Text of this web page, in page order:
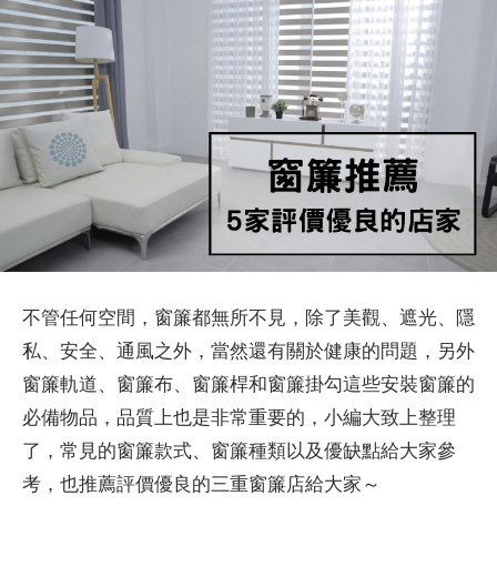
不管任何空間，窗簾都無所不見，除了美觀、遮光、隱
私、安全、通風之外，當然還有關於健康的問題，另外
窗簾軌道、窗簾布、窗簾桿和窗簾掛勾這些安裝窗簾的
必備物品，品質上也是非常重要的，小編大致上整理
了，常見的窗簾款式、窗簾種類以及優缺點給大家參
考，也推薦評價優良的三重窗簾店給大家～